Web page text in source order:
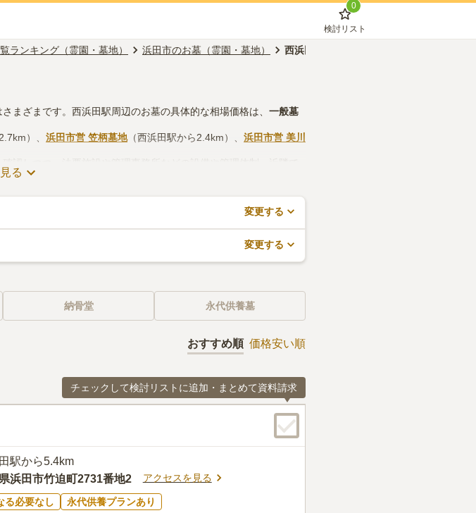
0
検討リスト
ランキング（霊園・墓地） 浜田市のお墓（霊園・墓地） 西浜田駅のお墓（霊園・墓地）
まざまです。西浜田駅周辺のお墓の具体的な相場価格は、 一般墓
）、 浜田市営 笠柄墓地（西浜田駅から2.4km）、 浜田市営 美川
認しつつ、法要施設や管理事務所などの設備や管理体制、近隣で
求や見学予約が無料でできますので、活用してみてください。
る
変更する
変更する
納骨堂 永代供養墓
おすすめ順 価格安い順
チェックして検討リストに追加・まとめて資料請求
駅から5.4km
浜田市竹迫町2731番地2
アクセスを見る
る必要なし
永代供養プランあり